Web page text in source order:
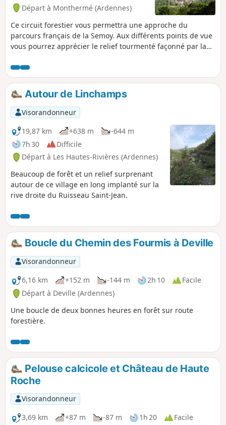
Départ à Monthermé (Ardennes)
Ce circuit forestier vous permettra une approche du
parcours français de la Semoy. Aux différents points de vue
vous pourrez apprécier le relief tourmenté façonné par la
quasi totalité des villages semoysiens sont approchés. Ce
circuit fusionne deux autres circuits que j'ai décrits au
départ de Thilay.
Autour de Linchamps
Visorandonneur
19,87 km
+638 m
-644 m
7h 30
Difficile
Départ à Les Hautes-Rivières (Ardennes)
Beaucoup de forêt et un relief surprenant
autour de ce village en long implanté sur la
rive droite du Ruisseau Saint-Jean.
Boucle du Chemin des Fourmis à Deville
Visorandonneur
6,16 km
+152 m -144 m 2h 10
Facile
Départ à Deville (Ardennes)
Une boucle de deux bonnes heures en forêt sur route
forestière.
Pelouse calcicole et Château de Haute
Roche
Visorandonneur
3,69 km
+87 m -87 m 1h 20
Facile